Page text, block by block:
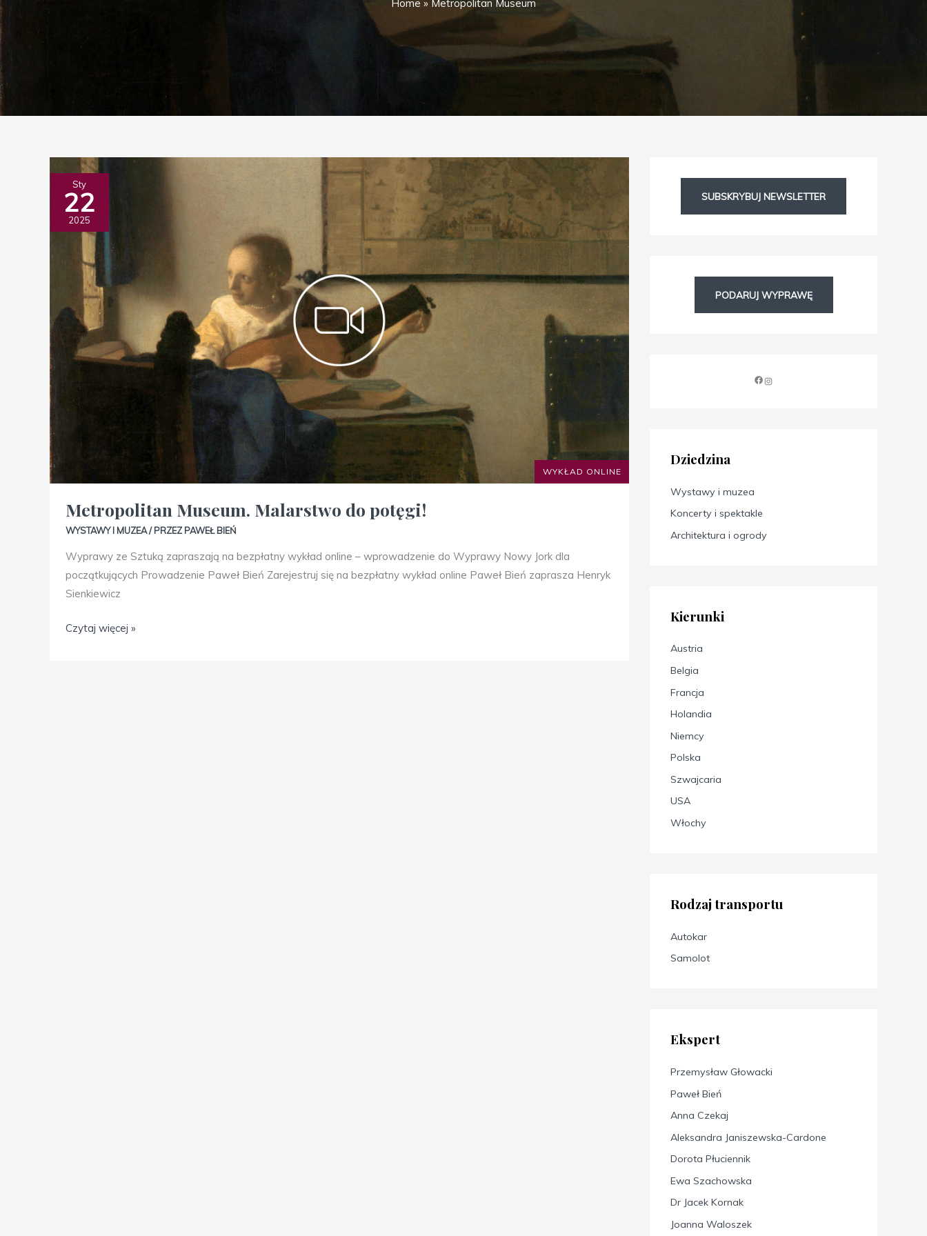
Home » Metropolitan Museum
WYKŁAD ONLINE
Sty
22
2025
Metropolitan Museum. Malarstwo do potęgi!
WYSTAWY I MUZEA/ PRZEZ PAWEŁ BIEŃ
Wyprawy ze Sztuką zapraszają na bezpłatny wykład online – wprowadzenie do Wyprawy Nowy Jork dla
początkujących Prowadzenie Paweł Bień Zarejestruj się na bezpłatny wykład online Paweł Bień zaprasza Henryk
Sienkiewicz
Metropolitan
Museum.
Malarstwo
potęgi!
Czytaj więcej »
SUBSKRYBUJ NEWSLETTER
PODARUJ WYPRAWĘ
Dziedzina
Wystawy i muzea
Koncerty i spektakle
Architektura i ogrody
Kierunki
Austria
Belgia
Francja
Holandia
Niemcy
Polska
Szwajcaria
USA
Włochy
Rodzaj transportu
Autokar
Samolot
Ekspert
Przemysław Głowacki
Paweł Bień
Anna Czekaj
Aleksandra Janiszewska-Cardone
Dorota Płuciennik
Ewa Szachowska
Dr Jacek Kornak
Joanna Waloszek